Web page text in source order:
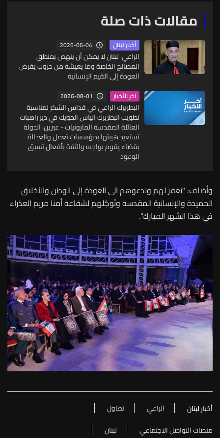
مقالات ذات صلة
أخبار لبنان 2026-06-04
الراعي: لبنان لا يمكن أن ينهض بمنطق
المصالح الخاصة وما يعيشه من حروب يفرض
العودة إلى القيم الإنسانية
آخر الأخبار 2026-08-01
البطريرك الراعي في قداس الشكر لمناسبة
تطويب البطريرك الياس الحويك في دير راهبات
العائلة المقدسة المارونيات - عبرين: الدولة
تستعيد هيبتها بمؤسسات تعمل والعدالة
بقضاء يقوم بواجبه والثقة بأفعال تسبق
الوعود
وأضاف: "نغفر لهم وندعوهم الى العودة إلى الوطن والأخلاق
الحميدة والإنسانية المقدسة ونُوكِلهم لشفاعة أمنا مريم العذراء
في هذا الشهر المبارك".
أخبار لبنان الراعي
تطاول
منصات التواصل الاجتماعي
لبنان